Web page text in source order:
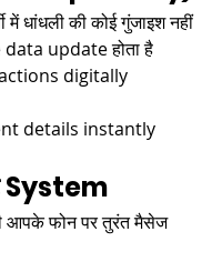
में धांधली की कोई गुंजाइश नहीं​
update होता है​
digitally
details instantly
System
आपके फोन पर तुरंत मैसेज